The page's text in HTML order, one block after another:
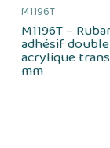
M1196T
M1196T –
adhésif
acrylique
mm